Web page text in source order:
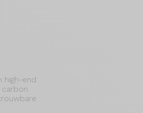
high-end